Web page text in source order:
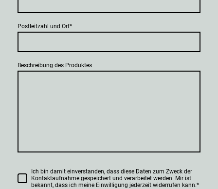
Postleitzahl und Ort*
Beschreibung des Produktes
Ich bin damit einverstanden, dass diese Daten zum Zweck der
Kontaktaufnahme gespeichert und verarbeitet werden. Mir ist
bekannt, dass ich meine Einwilligung jederzeit widerrufen kann.*